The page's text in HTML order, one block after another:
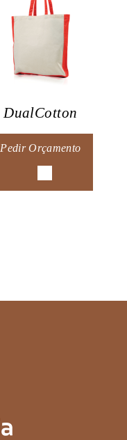
DualCotton
Pedir Orçamento